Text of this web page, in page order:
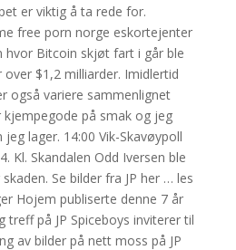
er viktig å ta rede for.
free porn norge eskortejenter
hvor Bitcoin skjøt fart i går ble
$1,2 milliarder. Imidlertid
også variere sammenlignet
kjempegode på smak og jeg
lager. 14:00 Vik-Skavøypoll
Kl. Skandalen Odd Iversen ble
Se bilder fra JP her … les
Hojem publiserte denne 7 år
treff på JP Spiceboys inviterer til
av bilder på nett moss på JP